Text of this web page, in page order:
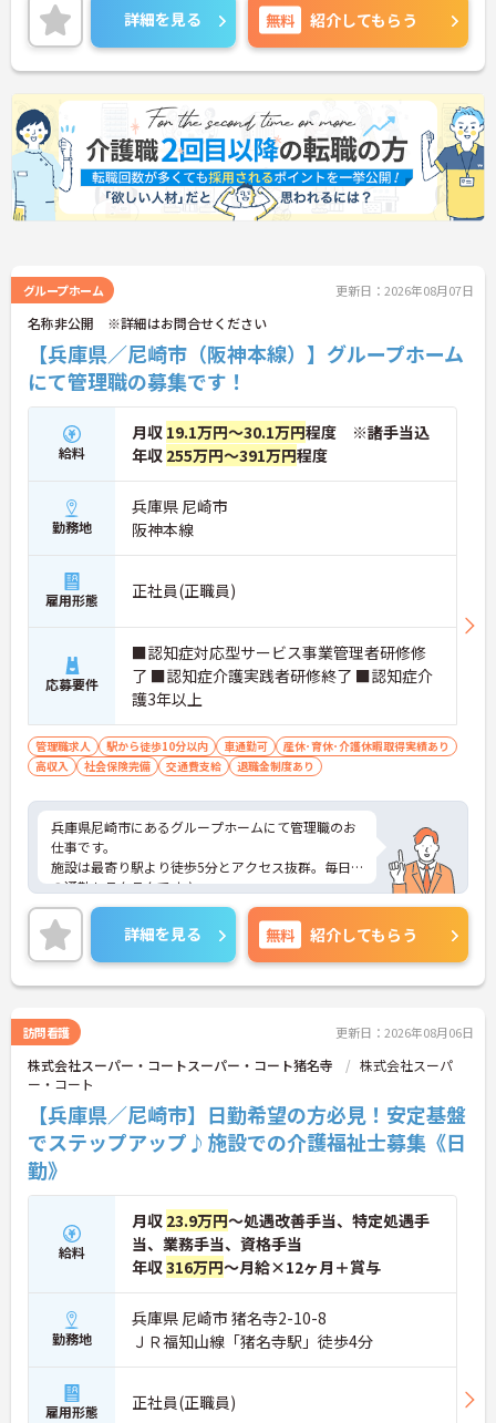
◆スタッフ同士の繋がりを大切にするため「サンク
スバッジ」という素敵な制度を導入しています。ス
マホやパソコンから、部署や施設を超えた仲間に
「ありがとう」のバッジを送り合う仕組みで、毎月
1万5000以上もの感謝が行き交っています！どんな
些細なことでも感謝を伝え合い、認め合えるため、
風通しが良くとてもあたたかい雰囲気の職場です。
また、「もっとこうしたら良くなるかも！」という
現場の小さなアイデアを大切にしており、入社1日
目から誰でもいくつでも提案できる「フジキャタ提
案」制度があり、毎月役員がすべての提案に目を通
詳細を見る 無料 紹介してもらう
グループホーム 更新日：2026年08月07日
名称非公開 ※詳細はお問合せください
【兵庫県／尼崎市（阪神本線）】グループホーム
にて管理職の募集です！
給料
月収 19.1万円～30.1万円程度 ※諸手当込
年収 255万円～391万円程度
勤務地
兵庫県 尼崎市
阪神本線
雇用形態 正社員(正職員)
応募要件
■認知症対応型サービス事業管理者研修修
了 ■認知症介護実践者研修終了 ■認知症介
護3年以上
管理職求人 駅から徒歩10分以内 車通勤可
産休･育休･介護休暇取得実績あり
高収入
社会保険完備 交通費支給 退職金制度あり
兵庫県尼崎市にあるグループホームにて管理職のお
仕事です。
施設は最寄り駅より徒歩5分とアクセス抜群。毎日
の通勤もラクラクです♪
住宅手当の支給や育児休暇制度など、ライフステー
ジが変わっても長く働くことが出来る環境が整って
いるのも嬉しいポイントの一つ！
ご興味がある方は是非一度マイナビまでお問い合わ
せください。さらに詳細などお伝えします！
詳細を見る 無料 紹介してもらう
訪問看護 更新日：2026年08月06日
株式会社スーパー・コートスーパー・コート猪名寺
株式会社スーパ
ー・コート
【兵庫県／尼崎市】日勤希望の方必見！安定基盤
でステップアップ♪施設での介護福祉士募集《日
勤》
給料
月収 23.9万円～処遇改善手当、特定処遇手
当、業務手当、資格手当
年収316万円～月給×12ヶ月＋賞与
勤務地
兵庫県 尼崎市 猪名寺2-10-8
ＪＲ福知山線「猪名寺駅」徒歩4分
雇用形態 正社員(正職員)